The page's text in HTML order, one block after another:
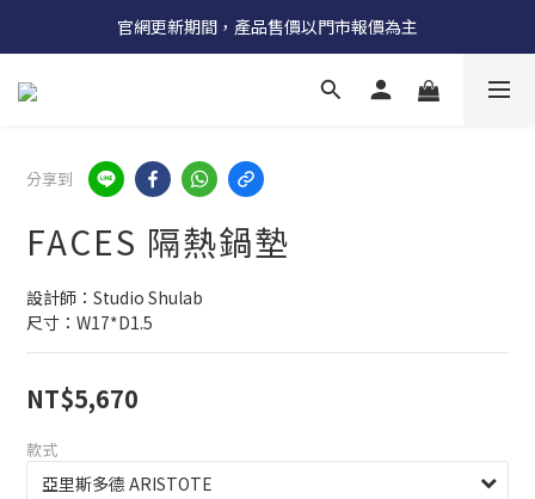
受國際原物料價格上漲，法國自 5/18 起全系列產品調漲 3%
官網更新期間，產品售價以門市報價為主
受國際原物料價格上漲，法國自 5/18 起全系列產品調漲 3%
分享到
FACES 隔熱鍋墊
設計師：Studio Shulab
尺寸：W17*D1.5
NT$5,670
款式